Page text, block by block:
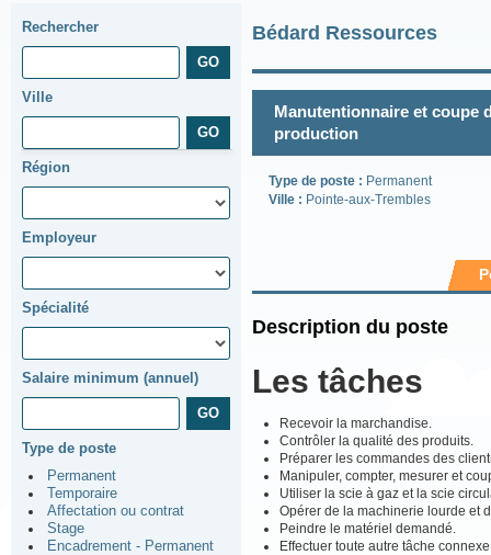
Rechercher
Ville
Région
Employeur
Spécialité
Salaire minimum (annuel)
Type de poste
Permanent
Temporaire
Affectation ou contrat
Stage
Encadrement - Permanent
Bédard Ressources
Manutentionnaire et coupe
production
Type de poste : Permanent
Ville : Pointe-aux-Trembles
Description du poste
Les tâches
Recevoir la marchandise.
Contrôler la qualité des produits.
Préparer les commandes des
Manipuler, compter, mesurer et
Utiliser la scie à gaz et la scie
Opérer de la machinerie lourde et
Peindre le matériel demandé.
Effectuer toute autre tâche